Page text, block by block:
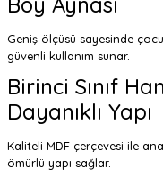
Geniş ölçüsü sayesinde
güvenli kullanım sunar.
Birinci Sınıf
Dayanıklı Yapı
Kaliteli MDF çerçevesi ile
ömürlü yapı sağlar.